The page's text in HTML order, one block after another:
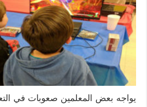
يواجه بعض المعلمين صعوبات في